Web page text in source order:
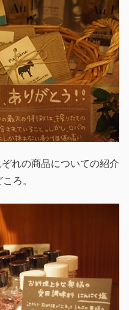
れの商品についての紹介
ろ。